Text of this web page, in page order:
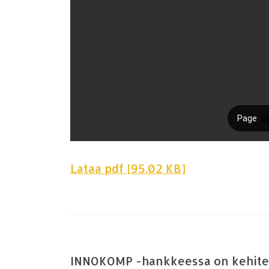
Lataa pdf [95.02 KB]
INNOKOMP -hankkeessa on